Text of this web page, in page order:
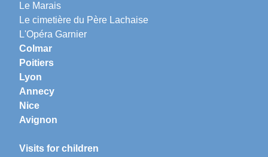
Le Marais
Le cimetière du Père Lachaise
L'Opéra Garnier
Colmar
Poitiers
Lyon
Annecy
Nice
Avignon
Visits for children